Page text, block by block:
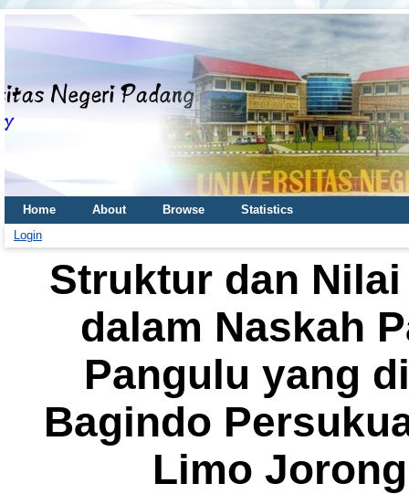
Home About Browse
Statistics
Login
Struktur dan
dalam Naskah
Pangulu yang
Bagindo
Limo